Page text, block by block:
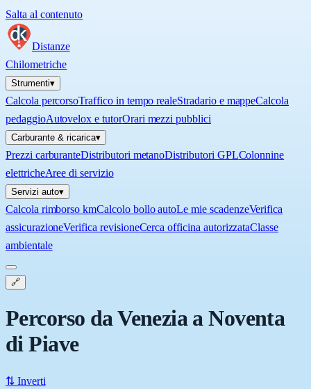
Salta al contenuto
Distanze
Chilometriche
Strumenti▾
Calcola percorsoTraffico in tempo realeStradario e mappeCalcola
pedaggioAutovelox e tutorOrari mezzi pubblici
Carburante & ricarica▾
Prezzi carburanteDistributori metanoDistributori GPLColonnine
elettricheAree di servizio
Servizi auto▾
Calcola rimborso kmCalcolo bollo autoLe mie scadenzeVerifica
assicurazioneVerifica revisioneCerca officina autorizzataClasse
ambientale
🔗
Percorso da Venezia a Noventa
di Piave
⇅ Inverti